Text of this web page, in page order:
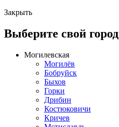
Закрыть
Выберите свой город
Могилевская
Могилёв
Бобруйск
Быхов
Горки
Дрибин
Костюковичи
Кричев